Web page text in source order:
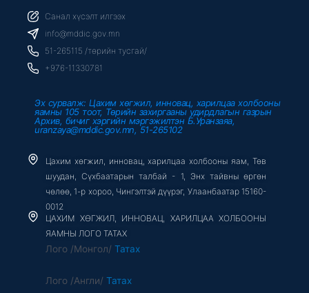
b
o
o
k
f
t
r
u
e
Санал хүсэлт илгээх
info@mddic.gov.mn
51-265115 /төрийн тусгай/
+976-11330781
Эх сурвалж: Цахим хөгжил, инновац, харилцаа холбооны
яамны 105 тоот, Төрийн захиргааны удирдлагын газрын
Архив, бичиг хэргийн мэргэжилтэн Б.Уранзаяа,
uranzaya@mddic.gov.mn, 51-265102
Цахим хөгжил, инновац, харилцаа холбооны яам, Төв
шуудан, Сүхбаатарын талбай - 1, Энх тайвны өргөн
чөлөө, 1-р хороо, Чингэлтэй дүүрэг, Улаанбаатар 15160-
0012
ЦАХИМ ХӨГЖИЛ, ИННОВАЦ, ХАРИЛЦАА ХОЛБООНЫ
ЯАМНЫ ЛОГО ТАТАХ
Лого /Монгол/ Татах
Лого /Англи/ Татах